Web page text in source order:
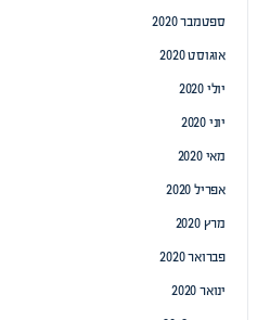
ספטמבר 2020
אוגוסט 2020
יולי 2020
יוני 2020
מאי 2020
אפריל 2020
מרץ 2020
פברואר 2020
ינואר 2020